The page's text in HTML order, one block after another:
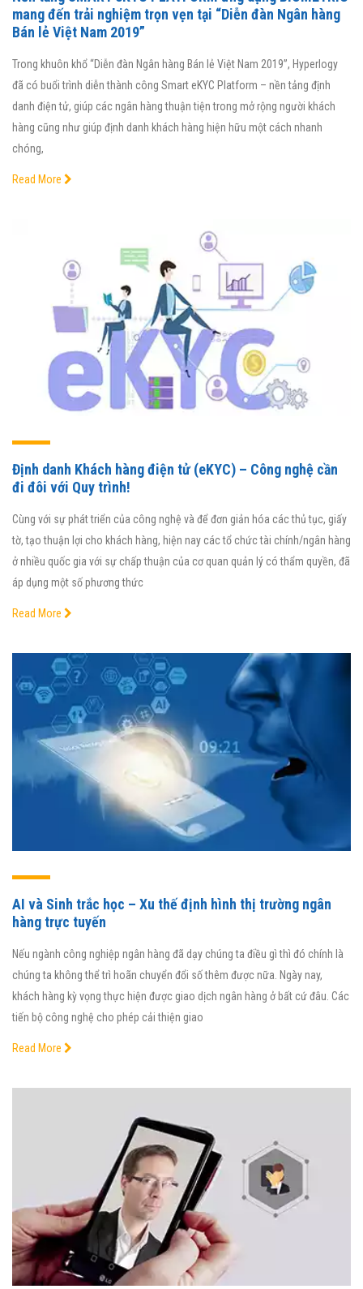
mang đến trải nghiệm trọn vẹn tại “Diễn đàn Ngân hàng
Bán lẻ Việt Nam 2019”
Trong khuôn khổ “Diễn đàn Ngân hàng Bán lẻ Việt Nam 2019”, Hyperlogy
đã có buổi trình diễn thành công Smart eKYC Platform – nền tảng định
danh điện tử, giúp các ngân hàng thuận tiện trong mở rộng người khách
hàng cũng như giúp định danh khách hàng hiện hữu một cách nhanh
chóng,
Read More
Định danh Khách hàng điện tử (eKYC) – Công nghệ cần
đi đôi với Quy trình!
Cùng với sự phát triển của công nghệ và để đơn giản hóa các thủ tục, giấy
tờ, tạo thuận lợi cho khách hàng, hiện nay các tổ chức tài chính/ngân hàng
ở nhiều quốc gia với sự chấp thuận của cơ quan quản lý có thẩm quyền, đã
áp dụng một số phương thức
Read More
AI và Sinh trắc học – Xu thế định hình thị trường ngân
hàng trực tuyến
Nếu ngành công nghiệp ngân hàng đã dạy chúng ta điều gì thì đó chính là
chúng ta không thể trì hoãn chuyển đổi số thêm được nữa. Ngày nay,
khách hàng kỳ vọng thực hiện được giao dịch ngân hàng ở bất cứ đâu. Các
tiến bộ công nghệ cho phép cải thiện giao
Read More